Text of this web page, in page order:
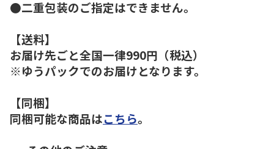
●二重包装のご指定はできません。
【送料】
お届け先ごと全国一律990円（税込）
※ゆうパックでのお届けとなります。
【同梱】
同梱可能な商品はこちら。